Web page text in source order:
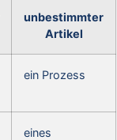
unbestimmter
Artikel
ein Prozess
eines